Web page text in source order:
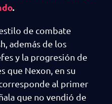
.
de combate
además de los
y la progresión de
que Nexon, en su
al primer
que no vendió de